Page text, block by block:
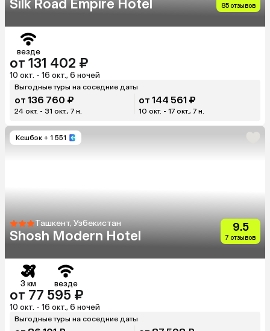
Silk Road Empire Hotel 85 отзывов
везде
от 131 402 ₽
10 окт. - 16 окт., 6 ночей
Выгодные туры на соседние даты
от 136 760 ₽
24 окт. - 31 окт., 7 н.
от 144 561 ₽
10 окт. - 17 окт., 7 н.
Кешбэк + 1 551
Ташкент, Узбекистан
Shosh Modern Hotel
9.5
7 отзывов
3 км везде
от 77 595 ₽
10 окт. - 16 окт., 6 ночей
Выгодные туры на соседние даты